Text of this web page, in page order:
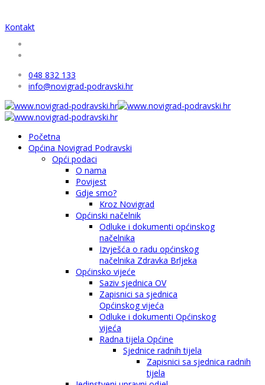
Kontakt
048 832 133
info@novigrad-podravski.hr
Početna
Općina Novigrad Podravski
Opći podaci
O nama
Povijest
Gdje smo?
Kroz Novigrad
Općinski načelnik
Odluke i dokumenti općinskog
načelnika
Izvješća o radu općinskog
načelnika Zdravka Brljeka
Općinsko vijeće
Saziv sjednica OV
Zapisnici sa sjednica
Općinskog vijeća
Odluke i dokumenti Općinskog
vijeća
Radna tijela Općine
Sjednice radnih tijela
Zapisnici sa sjednica radnih
tijela